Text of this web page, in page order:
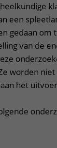
een
gedaan om
van de
worden
het